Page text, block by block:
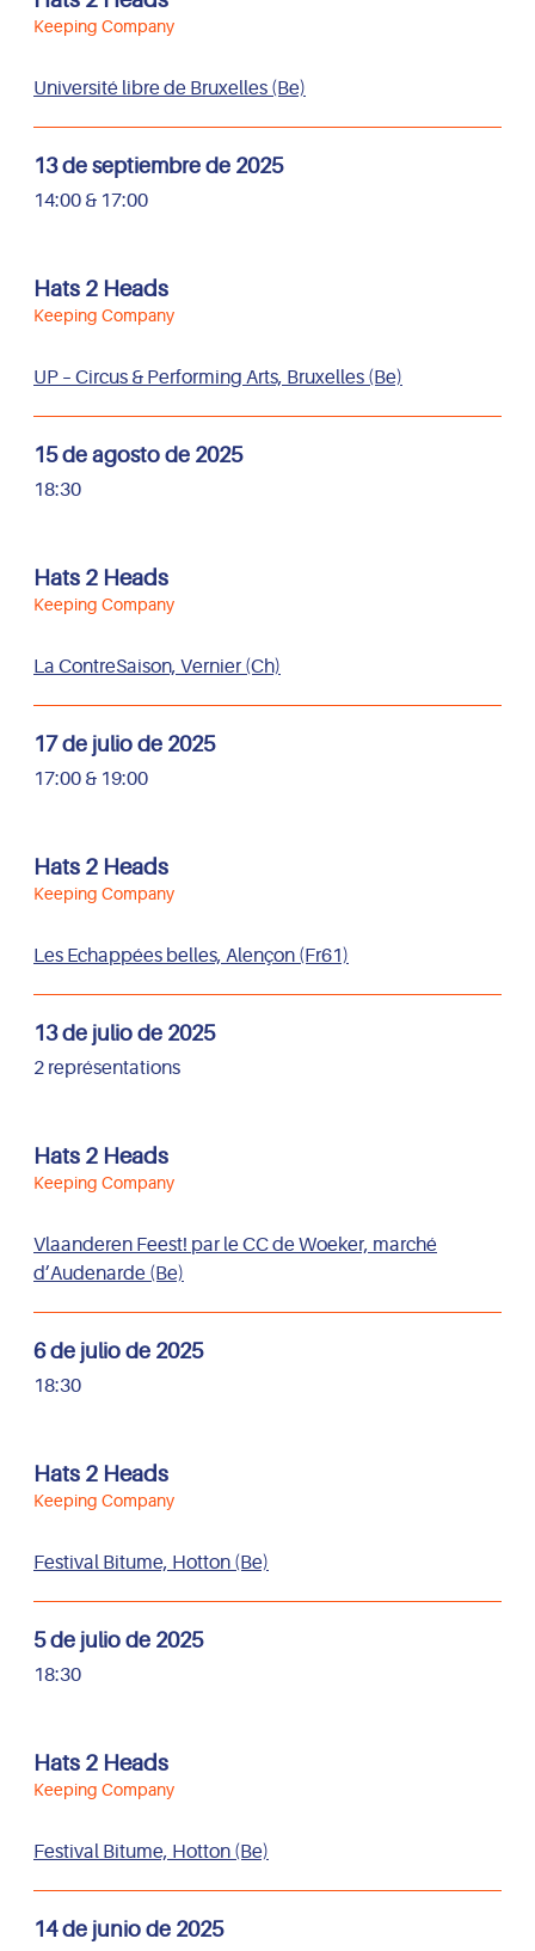
Keeping Company
Université libre de Bruxelles (Be)
13 de septiembre de 2025
14:00 & 17:00
Hats 2 Heads
Keeping Company
UP – Circus & Performing Arts, Bruxelles (Be)
15 de agosto de 2025
18:30
Hats 2 Heads
Keeping Company
La ContreSaison, Vernier (Ch)
17 de julio de 2025
17:00 & 19:00
Hats 2 Heads
Keeping Company
Les Echappées belles, Alençon (Fr61)
13 de julio de 2025
2 représentations
Hats 2 Heads
Keeping Company
Vlaanderen Feest! par le CC de Woeker, marché
d’Audenarde (Be)
6 de julio de 2025
18:30
Hats 2 Heads
Keeping Company
Festival Bitume, Hotton (Be)
5 de julio de 2025
18:30
Hats 2 Heads
Keeping Company
Festival Bitume, Hotton (Be)
14 de junio de 2025